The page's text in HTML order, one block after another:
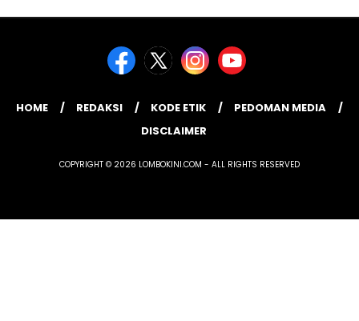
HOME REDAKSI KODE ETIK
PEDOMAN MEDIA
DISCLAIMER
COPYRIGHT © 2026 LOMBOKINI.COM - ALL RIGHTS RESERVED